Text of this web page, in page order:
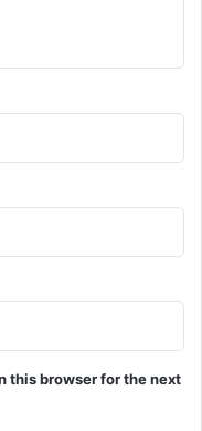
this browser for the next